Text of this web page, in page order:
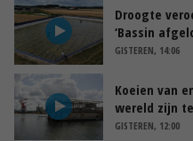
Droogte
‘Bassin
GISTEREN, 14:06
Koeien van
wereld zijn
GISTEREN, 12:00